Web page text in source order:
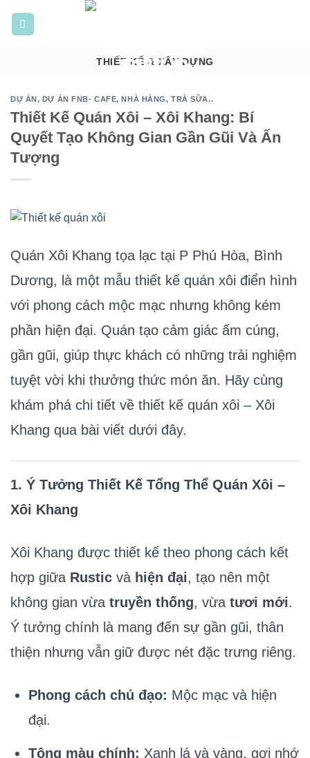
THIẾT KẾ & XÂY DỰNG
DỰ ÁN, DỰ ÁN FNB- CAFE, NHÀ HÀNG, TRÀ SỮA..
Thiết Kế Quán Xôi – Xôi Khang: Bí
Quyết Tạo Không Gian Gần Gũi Và Ấn
Tượng
Quán Xôi Khang tọa lạc tại P Phú Hòa, Bình
Dương, là một mẫu thiết kế quán xôi điển hình
với phong cách mộc mạc nhưng không kém
phần hiện đại. Quán tạo cảm giác ấm cúng,
gần gũi, giúp thực khách có những trải nghiệm
tuyệt vời khi thưởng thức món ăn. Hãy cùng
khám phá chi tiết về thiết kế quán xôi – Xôi
Khang qua bài viết dưới đây.
1. Ý Tưởng Thiết Kế Tổng Thể Quán Xôi –
Xôi Khang
Xôi Khang được thiết kế theo phong cách kết
hợp giữa Rustic và hiện đại, tạo nên một
không gian vừa truyền thống, vừa tươi mới.
Ý tưởng chính là mang đến sự gần gũi, thân
thiện nhưng vẫn giữ được nét đặc trưng riêng.
Phong cách chủ đạo: Mộc mạc và hiện
đại.
Tông màu chính: Xanh lá và vàng, gợi nhớ